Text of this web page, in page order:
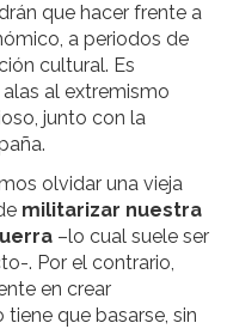
que hacer frente a
a periodos de
cultural. Es
al extremismo
junto con la
olvidar una vieja
militarizar nuestra
–lo cual suele ser
. Por el contrario,
en crear
tiene que basarse, sin